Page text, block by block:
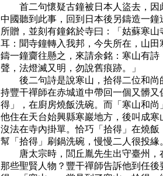
首二句懷疑古鐘被日本人盜去，因
中國聽到此事，回到日本後另鑄造一
所贈，並刻有鐘銘於寺曰：「姑蘇寒
耳：聞寺鐘轉入我邦，今失所在，山
鑄一鐘齎往懸之，來請余銘：寒山有
聲，法燈滅又明，勿說舊痕跡。」
後二句詩是說寒山，拾得二位和尚
持豐干禪師在赤城道中帶回一個又髒
得」，在廚房燒飯洗碗。而「寒山和
他住在天台始興縣寒巖地方，後叫成寒
沒法在寺內掛單。恰巧「拾得」在燒
幫「拾得」刷鍋洗碗，慢慢二人很投緣
唐太宗時，閭丘胤先生出守臺州，
那些聖賢人物？豐干禪師告訴他到任